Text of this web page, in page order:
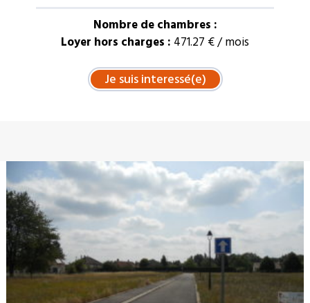
Nombre de chambres :
Loyer hors charges : 471.27 € / mois